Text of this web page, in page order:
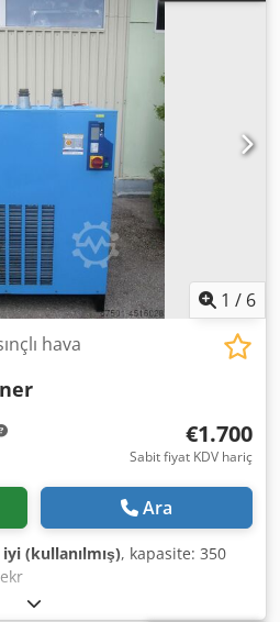
1 / 6
hava
€1.700
Sabit fiyat KDV hariç
Ara
iyi (kullanılmış), kapasite: 350